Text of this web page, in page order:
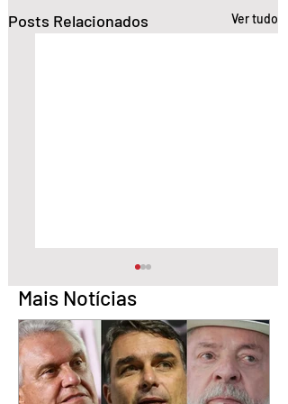
Posts Relacionados Ver tudo
Mais Notícias